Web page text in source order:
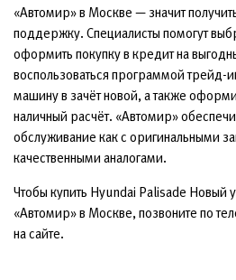
«Автомир» в Москве — значит
поддержку. Специалисты помогут
оформить покупку в кредит на
воспользоваться программой
машину в зачёт новой, а также
наличный расчёт. «Автомир»
обслуживание как с оригинальными
качественными аналогами.
Чтобы купить Hyundai Palisade Новый
«Автомир» в Москве, позвоните по
на сайте.